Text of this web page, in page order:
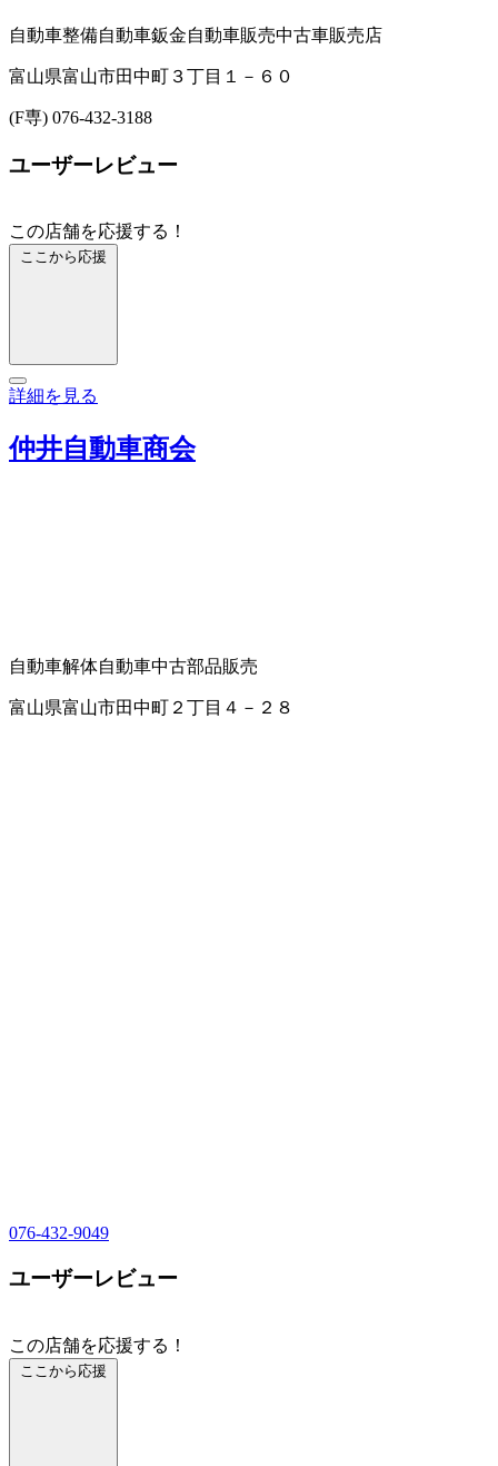
自動車整備自動車鈑金自動車販売中古車販売店
富山県富山市田中町３丁目１－６０
(F専) 076-432-3188
ユーザーレビュー
この店舗を応援する！
ここから応援
詳細を見る
仲井自動車商会
自動車解体自動車中古部品販売
富山県富山市田中町２丁目４－２８
076-432-9049
ユーザーレビュー
この店舗を応援する！
ここから応援